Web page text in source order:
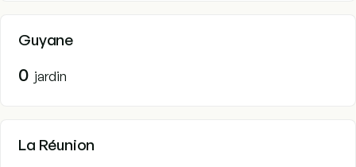
Guyane
0 jardin
La Réunion